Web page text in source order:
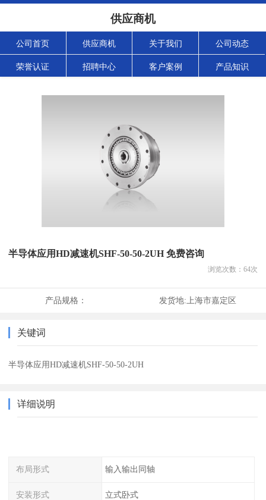
供应商机
公司首页 供应商机 关于我们 公司动态
荣誉认证 招聘中心 客户案例 产品知识
半导体应用HD减速机SHF-50-50-2UH 免费咨询
浏览次数： 64次
产品规格： 发货地: 上海市嘉定区
关键词
半导体应用HD减速机SHF-50-50-2UH
详细说明
布局形式 输入输出同轴
安装形式 立式卧式